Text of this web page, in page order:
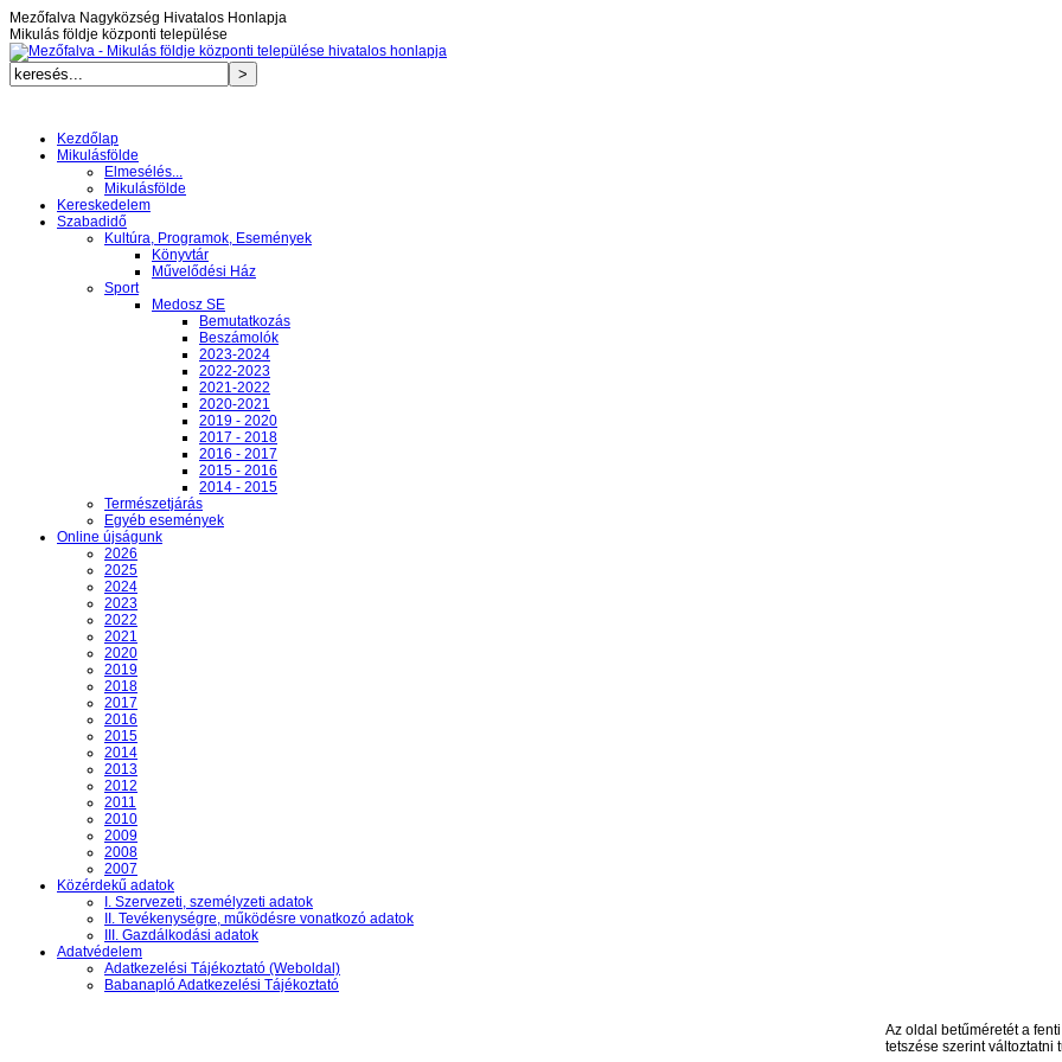
Mezőfalva Nagyközség Hivatalos Honlapja
Mikulás földje központi települése
Kezdőlap
Mikulásfölde
Elmesélés...
Mikulásfölde
Kereskedelem
Szabadidő
Kultúra, Programok, Események
Könyvtár
Művelődési Ház
Sport
Medosz SE
Bemutatkozás
Beszámolók
2023-2024
2022-2023
2021-2022
2020-2021
2019 - 2020
2017 - 2018
2016 - 2017
2015 - 2016
2014 - 2015
Természetjárás
Egyéb események
Online újságunk
2026
2025
2024
2023
2022
2021
2020
2019
2018
2017
2016
2015
2014
2013
2012
2011
2010
2009
2008
2007
Közérdekű adatok
I. Szervezeti, személyzeti adatok
II. Tevékenységre, működésre vonatkozó adatok
III. Gazdálkodási adatok
Adatvédelem
Adatkezelési Tájékoztató (Weboldal)
Babanapló Adatkezelési Tájékoztató
Az oldal betűméretét a
tetszése szerint változtatni